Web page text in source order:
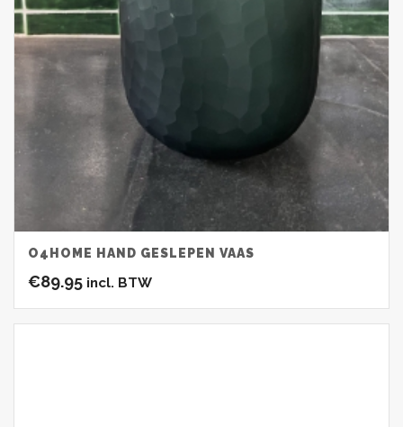
O4HOME HAND GESLEPEN VAAS
€89.95 incl. BTW